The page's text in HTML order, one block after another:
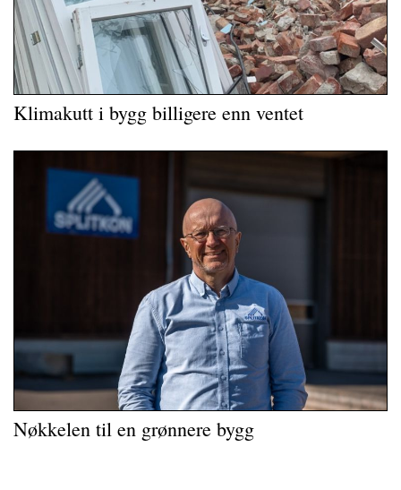
Klimakutt i bygg billigere enn ventet
Nøkkelen til en grønnere bygg